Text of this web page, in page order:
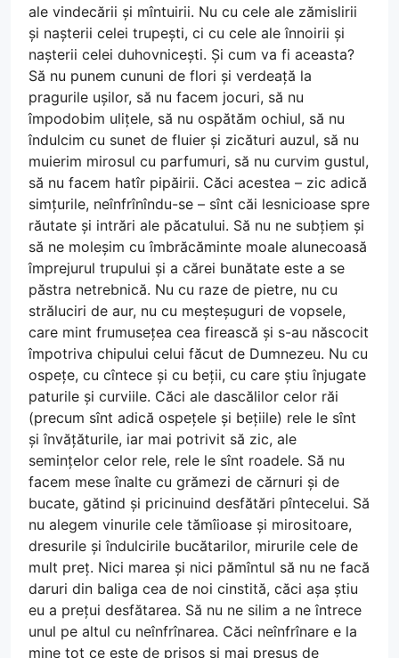
ale vindecării și mîntuirii. Nu cu cele ale zămislirii
și nașterii celei trupești, ci cu cele ale înnoirii și
nașterii celei duhovnicești. Și cum va fi aceasta?
Să nu punem cununi de flori și verdeață la
pragurile ușilor, să nu facem jocuri, să nu
împodobim ulițele, să nu ospătăm ochiul, să nu
îndulcim cu sunet de fluier și zicături auzul, să nu
muierim mirosul cu parfumuri, să nu curvim gustul,
să nu facem hatîr pipăirii. Căci acestea – zic adică
simțurile, neînfrînîndu-se – sînt căi lesnicioase spre
răutate și intrări ale păcatului. Să nu ne subțiem și
să ne moleșim cu îmbrăcăminte moale alunecoasă
împrejurul trupului și a cărei bunătate este a se
păstra netrebnică. Nu cu raze de pietre, nu cu
străluciri de aur, nu cu meșteșuguri de vopsele,
care mint frumusețea cea firească și s-au născocit
împotriva chipului celui făcut de Dumnezeu. Nu cu
ospețe, cu cîntece și cu beții, cu care știu înjugate
paturile și curviile. Căci ale dascălilor celor răi
(precum sînt adică ospețele și bețiile) rele le sînt
și învățăturile, iar mai potrivit să zic, ale
semințelor celor rele, rele le sînt roadele. Să nu
facem mese înalte cu grămezi de cărnuri și de
bucate, gătind și pricinuind desfătări pîntecelui. Să
nu alegem vinurile cele tămîioase și mirositoare,
dresurile și îndulcirile bucătarilor, mirurile cele de
mult preț. Nici marea și nici pămîntul să nu ne facă
daruri din baliga cea de noi cinstită, căci așa știu
eu a prețui desfătarea. Să nu ne silim a ne întrece
unul pe altul cu neînfrînarea. Căci neînfrînare e la
mine tot ce este de prisos și mai presus de